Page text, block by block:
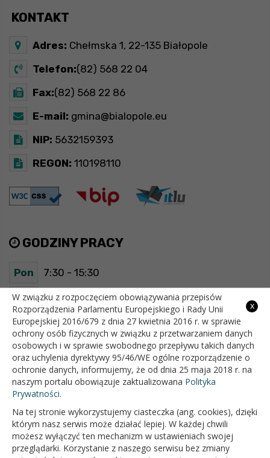
KONTAKT
Adres: Chełmska 1, 22-135 Białopole
Telefon:(82) 568 22 04
Fax:(82) 568 22 86
E-mail: gmina@bialopole.eu
NIP: 5632159393
REGON: 110198110
GODZINY PRACY
Pon 7:30 - 15:30
Wt 7:30 - 15:30
Śr 7:30 - 15:30
Czw 7:30 - 15:30
Pt 7:30 - 15:30
OFICJALNY SERWIS INTERNETOWY GMINY BIAŁOPOLE
x
W związku z rozpoczęciem obowiązywania przepisów
Rozporządzenia Parlamentu Europejskiego i Rady Unii
Europejskiej 2016/679 z dnia 27 kwietnia 2016 r. w sprawie
ochrony osób fizycznych w związku z przetwarzaniem danych
osobowych i w sprawie swobodnego przepływu takich danych
oraz uchylenia dyrektywy 95/46/WE ogólne rozporządzenie o
ochronie danych, informujemy, że od dnia 25 maja 2018 r. na
naszym portalu obowiązuje zaktualizowana Polityka
Prywatności.
Na tej stronie wykorzystujemy ciasteczka (ang. cookies), dzięki
którym nasz serwis może działać lepiej. W każdej chwili
możesz wyłączyć ten mechanizm w ustawieniach swojej
przeglądarki. Korzystanie z naszego serwisu bez zmiany